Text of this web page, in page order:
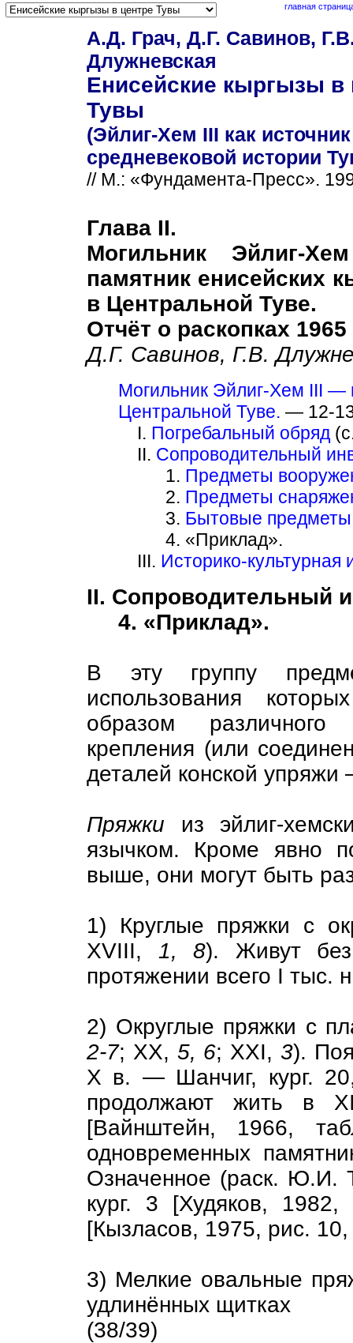
главная
А.Д. Грач, Д.Г. Савинов,
Длужневская
Енисейские кыргызы в
Тувы
(Эйлиг-Хем III как
средневековой истории
// М.: «Фундамента-Пресс».
Глава II.
Могильник Эйлиг-
памятник енисейских
в Центральной Туве.
Отчёт о раскопках 1965
Д.Г. Савинов, Г.В.
Могильник Эйлиг-Хем III —
Центральной Туве. — 12-
I. Погребальный обряд
II. Сопроводительный
1. Предметы
2. Предметы
3. Бытовые
4. «Приклад».
III. Историко-культурная
II. Сопроводительный
4. «Приклад».
В эту группу
использования
образом
крепления (или
деталей конской
Пряжки из эйлиг-
язычком. Кроме явно
выше, они могут быть
1) Круглые пряжки с
XVIII, 1, 8). Живут
протяжении всего I тыс.
2) Округлые пряжки с
2-7; XX, 5, 6; XXI,3).
X в. — Шанчиг, кург.
продолжают жить в
[Вайнштейн, 1966,
одновременных
Означенное (раск. Ю.И.
кург. 3 [Худяков,
[Кызласов, 1975, рис.
3) Мелкие овальные
удлинённых щитках
(38/39)